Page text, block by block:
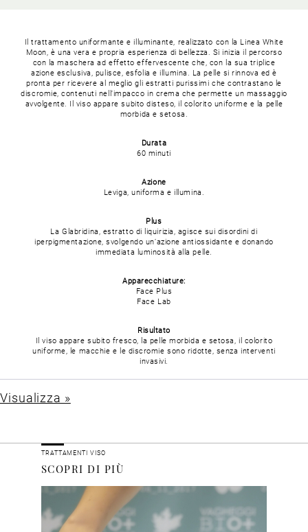
Il trattamento uniformante e illuminante, realizzato con la Linea White
Moon, è una vera e propria esperienza di bellezza. Si inizia il percorso
con la maschera ad effetto effervescente che, con la sua triplice
azione esclusiva, pulisce, esfolia e illumina. La pelle si rinnova ed è
pronta per ricevere al meglio gli estratti purissimi che contrastano le
discromie, contenuti nell’impacco in crema che permette un massaggio
avvolgente. Il viso appare subito disteso, il colorito uniforme e la pelle
morbida e setosa.
Durata
60 minuti
Azione
Leviga, uniforma e illumina.
Plus
La Glabridina, estratto di liquirizia, agisce sui disordini di
iperpigmentazione, svolgendo un’azione antiossidante e donando
immediata luminosità alla pelle.
Apparecchiature:
Face Plus
Face Lab
Risultato
Il viso appare subito fresco, la pelle morbida e setosa, il colorito
uniforme, le macchie e le discromie sono ridotte, senza interventi
invasivi.
Visualizza »
TRATTAMENTI VISO
SCOPRI DI PIÙ